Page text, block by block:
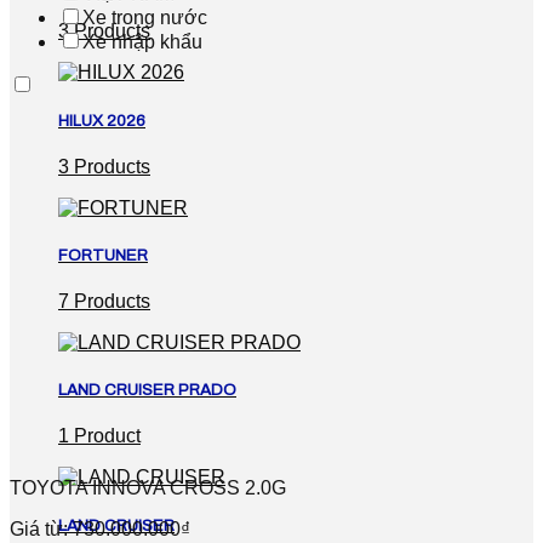
3 Products
HILUX 2026
3 Products
FORTUNER
7 Products
LAND CRUISER PRADO
1 Product
LAND CRUISER
Xe trong nước
Xe nhập khẩu
TOYOTA INNOVA CROSS 2.0G
Giá từ: 730.000.000₫